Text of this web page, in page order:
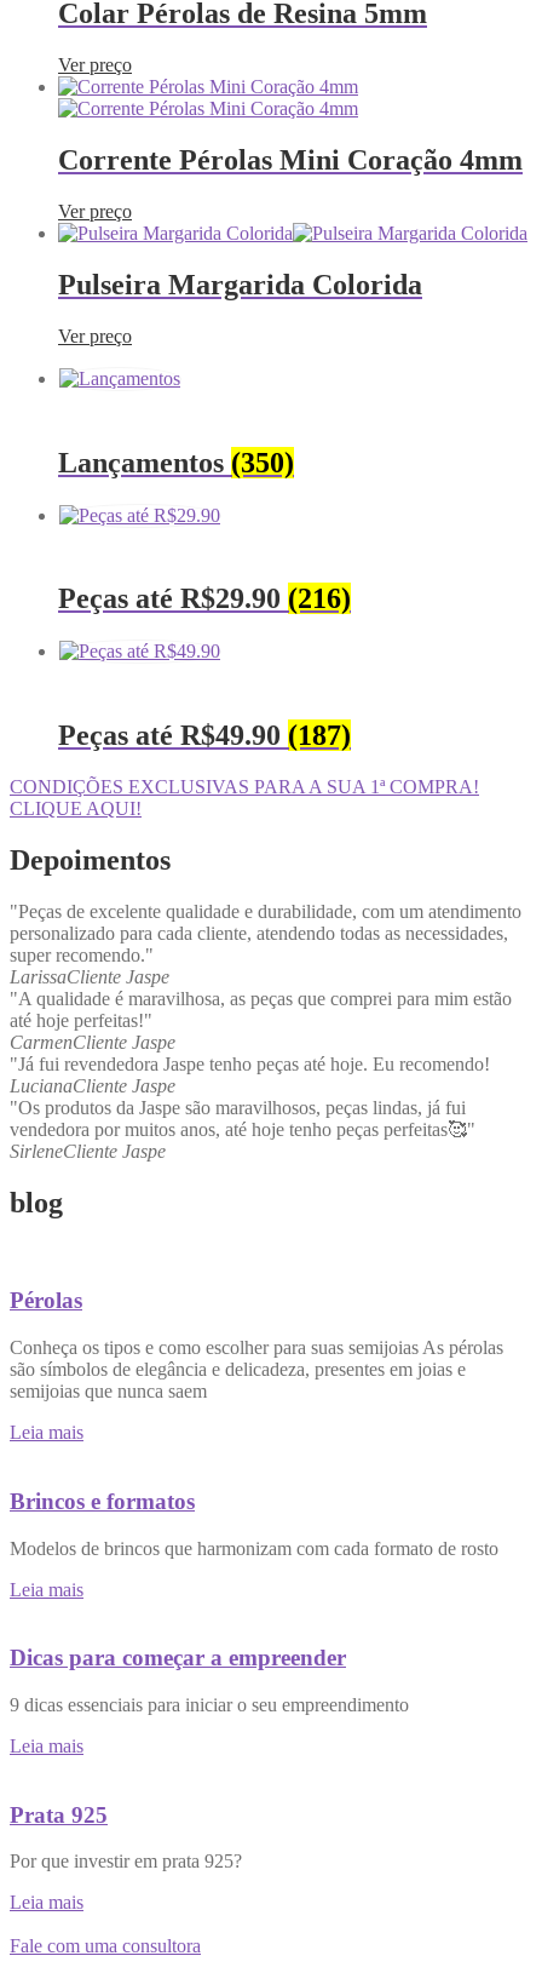
Colar Pérolas de Resina 5mm
Ver preço
Corrente Pérolas Mini Coração 4mm
Ver preço
Pulseira Margarida Colorida
Ver preço
Lançamentos (350)
Peças até R$29.90 (216)
Peças até R$49.90 (187)
CONDIÇÕES EXCLUSIVAS PARA A SUA 1ª COMPRA!
CLIQUE AQUI!
Depoimentos
"Peças de excelente qualidade e durabilidade, com um atendimento
personalizado para cada cliente, atendendo todas as necessidades,
super recomendo."
LarissaCliente Jaspe
"A qualidade é maravilhosa, as peças que comprei para mim estão
até hoje perfeitas!"
CarmenCliente Jaspe
"Já fui revendedora Jaspe tenho peças até hoje. Eu recomendo!
LucianaCliente Jaspe
"Os produtos da Jaspe são maravilhosos, peças lindas, já fui
vendedora por muitos anos, até hoje tenho peças perfeitas🥰"
SirleneCliente Jaspe
blog
Pérolas
Conheça os tipos e como escolher para suas semijoias As pérolas
são símbolos de elegância e delicadeza, presentes em joias e
semijoias que nunca saem
Leia mais
Brincos e formatos
Modelos de brincos que harmonizam com cada formato de rosto
Leia mais
Dicas para começar a empreender
9 dicas essenciais para iniciar o seu empreendimento
Leia mais
Prata 925
Por que investir em prata 925?
Leia mais
Fale com uma consultora